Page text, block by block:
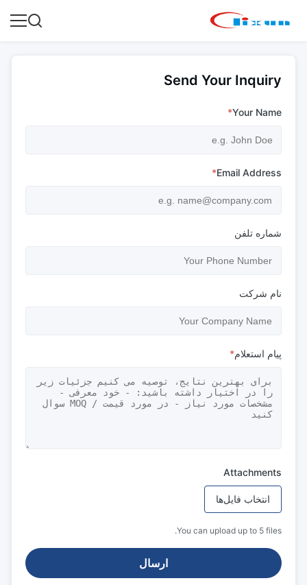
Send Your Inquiry
Your Name
*
Email Address
*
شماره تلفن
نام شرکت
پیام استعلام*
Attachments
انتخاب فایل‌ها
You can upload up to 5 files.
ارسال